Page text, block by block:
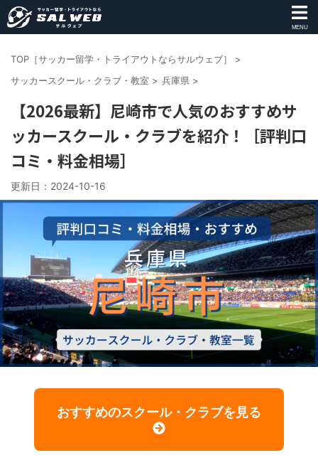
MENU
TOP［サッカー留学・トライアウトならサルウェブ］
>
サッカースクール・クラブ・教室 > 兵庫県 >
【2026最新】尼崎市で人気のおすすめサ
ッカースクール・クラブを紹介！［評判口
コミ・料金相場］
更新日： 2024-10-16
おすすめのスクール・クラブを見る